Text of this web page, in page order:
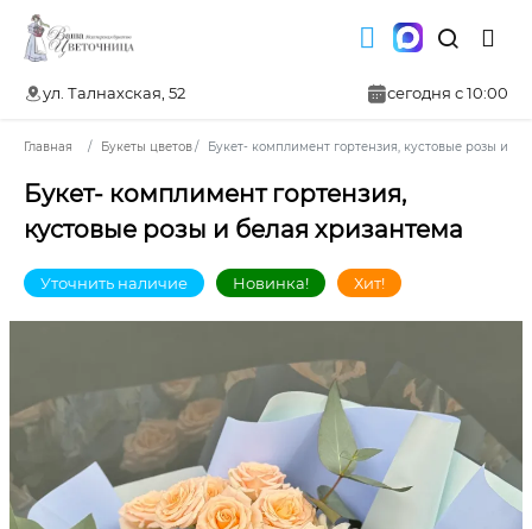
ул. Талнахская, 52 сегодня с 10:00
Главная Букеты цветов Букет- комплимент гортензия, кустовые розы и
Букет- комплимент гортензия,
кустовые розы и белая хризантема
Уточнить наличие Новинка! Хит!